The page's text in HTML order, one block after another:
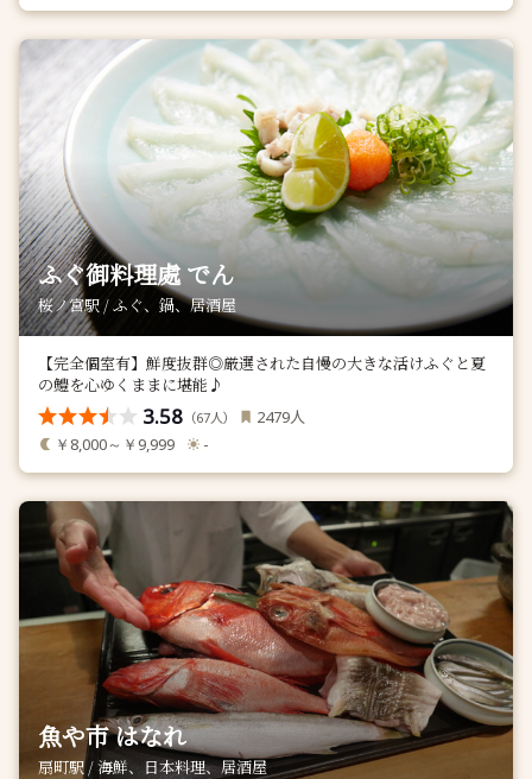
ふぐ御料理處 でん
桜ノ宮駅 / ふぐ、鍋、居酒屋
【完全個室有】鮮度抜群◎厳選された自慢の大きな活けふぐと夏
の鱧を心ゆくままに堪能♪
3.58 （67人） 2479人
￥8,000～￥9,999 -
魚や市 はなれ
扇町駅 / 海鮮、日本料理、居酒屋